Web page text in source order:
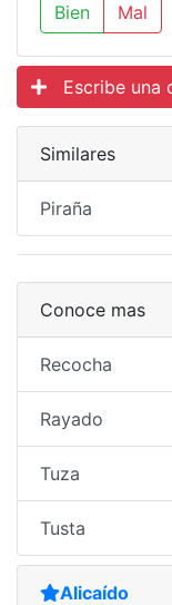
Bien Mal
Escribe una
Similares
Piraña
Conoce mas
Recocha
Rayado
Tuza
Tusta
Alicaído